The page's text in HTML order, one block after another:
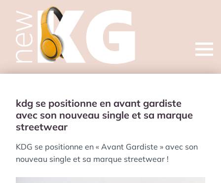
Open
kdg se positionne en avant gardiste
avec son nouveau single et sa marque
streetwear
KDG se positionne en « Avant Gardiste » avec son
nouveau single et sa marque streetwear !